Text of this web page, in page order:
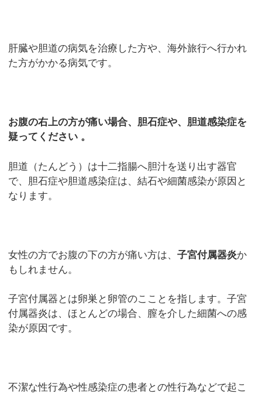
肝臓や胆道の病気を治療した方や、海外旅行へ行かれ
た方がかかる病気です。
お腹の右上の方が痛い場合、胆石症や、胆道感染症を
疑ってください 。
胆道（たんどう）は十二指腸へ胆汁を送り出す器官
で、胆石症や胆道感染症は、結石や細菌感染が原因と
なります。
女性の方でお腹の下の方が痛い方は、子宮付属器炎か
もしれません。
子宮付属器とは卵巣と卵管のこことを指します。子宮
付属器炎は、ほとんどの場合、膣を介した細菌への感
染が原因です。
不潔な性行為や性感染症の患者との性行為などで起こ